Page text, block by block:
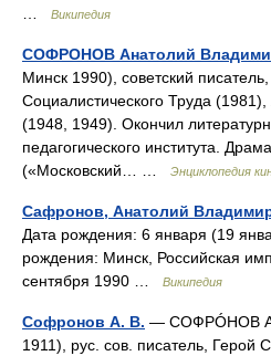
Википедия
СОФРОНОВ Анатолий
Минск 1990), советский
Социалистического Труда
(1948, 1949). Окончил
педагогического института.
(«Московский… …
Энциклопедия
Сафронов, Анатолий
Дата рождения: 6 января (19
рождения: Минск, Российская
сентября 1990 …
Википедия
Софронов А. В. — СОФРÓНОВ
1911), рус. сов. писатель,